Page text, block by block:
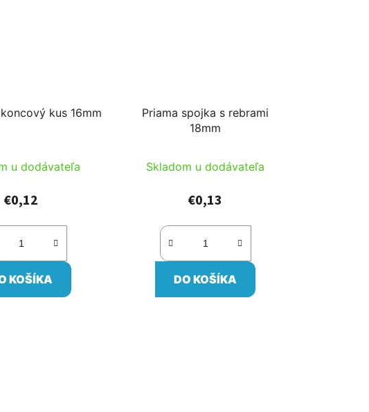
kus 16mm
u dodávateľa
€0,12
KOŠÍKA
Priama spojka s rebrami
18mm
Skladom u dodávateľa
€0,13
DO KOŠÍKA